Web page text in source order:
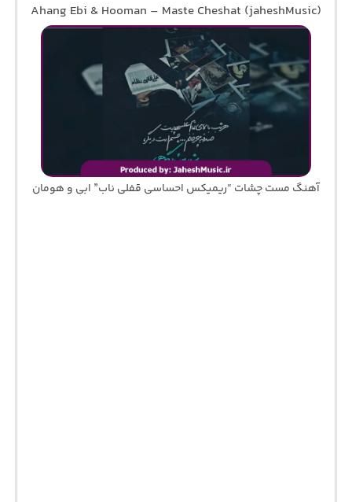
Ahang Ebi & Hooman – Maste Cheshat (jaheshMusic)
آهنگ مست چشات “ریمیکس احساسی قفلی ناب” ابی و هومان